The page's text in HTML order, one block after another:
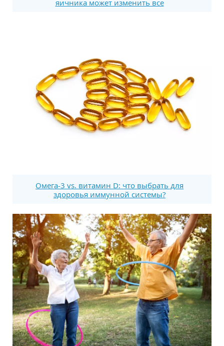
яичника может изменить все
Омега-3 vs. витамин D: что выбрать для
здоровья иммунной системы?